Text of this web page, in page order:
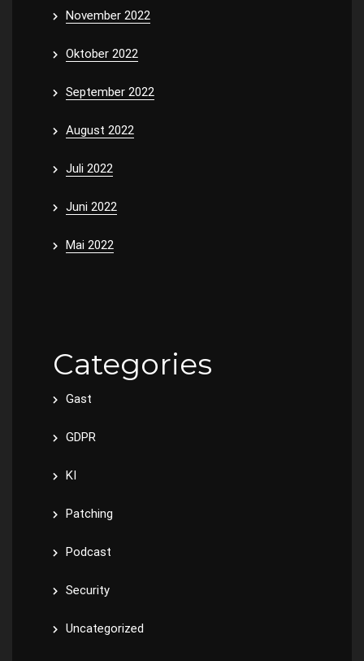
November 2022
Oktober 2022
September 2022
August 2022
Juli 2022
Juni 2022
Mai 2022
Categories
Gast
GDPR
KI
Patching
Podcast
Security
Uncategorized